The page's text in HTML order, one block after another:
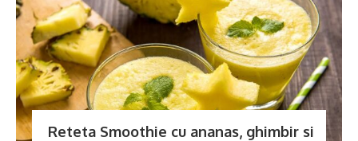
Reteta Smoothie cu ananas, ghimbir si